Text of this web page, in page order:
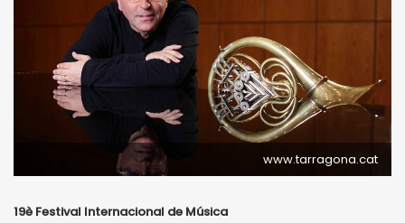
www.tarragona.cat
19è Festival Internacional de Música